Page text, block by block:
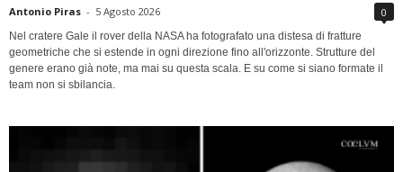
Antonio Piras - 5 Agosto 2026 0
Nel cratere Gale il rover della NASA ha fotografato una distesa di fratture
geometriche che si estende in ogni direzione fino all'orizzonte. Strutture del
genere erano già note, ma mai su questa scala. E su come si siano formate il
team non si sbilancia.